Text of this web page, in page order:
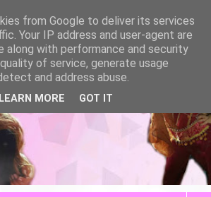
from Google to deliver its services
Your IP address and user-agent are
along with performance and security
of service, generate usage
and address abuse.
LEARN MORE GOT IT